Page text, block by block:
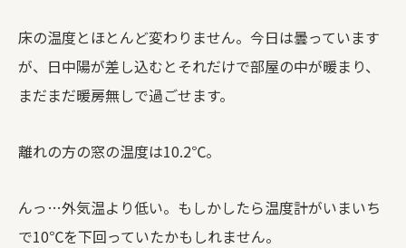
床の温度とほとんど変わりません。今日は曇っています
が、日中陽が差し込むとそれだけで部屋の中が暖まり、
まだまだ暖房無しで過ごせます。
離れの方の窓の温度は10.2℃。
んっ…外気温より低い。もしかしたら温度計がいまいち
で10℃を下回っていたかもしれません。